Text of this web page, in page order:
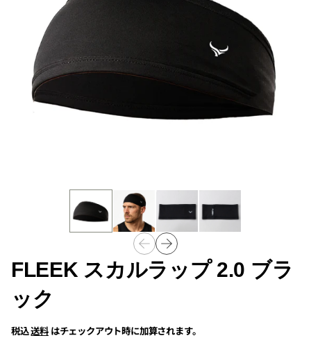
FLEEK スカルラップ 2.0 ブラ
ック
税込送料 はチェックアウト時に加算されます。